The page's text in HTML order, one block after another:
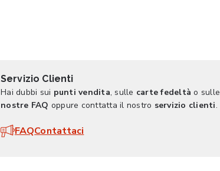
Servizio Clienti
Hai dubbi sui punti vendita, sulle carte fedeltà o sulle
nostre FAQ oppure conttatta il nostro servizio clienti.
FAQContattaci